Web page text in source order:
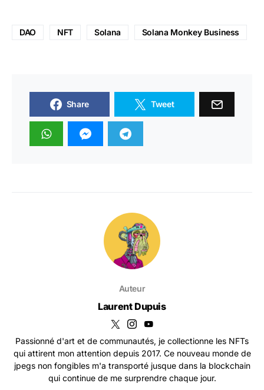
DAO NFT Solana Solana Monkey Business
Share Tweet
Auteur
Laurent Dupuis
Passionné d'art et de communautés, je collectionne les NFTs
qui attirent mon attention depuis 2017. Ce nouveau monde de
jpegs non fongibles m'a transporté jusque dans la blockchain
qui continue de me surprendre chaque jour.